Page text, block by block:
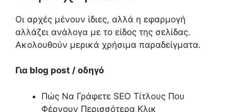
Οι αρχές μένουν ίδιες, αλλά η εφαρμογή
αλλάζει ανάλογα με το είδος της σελίδας.
Ακολουθούν μερικά χρήσιμα παραδείγματα.
Για blog post / οδηγό
Πώς Να Γράφετε SEO Τίτλους Που
Φέρνουν Περισσότερα Κλικ